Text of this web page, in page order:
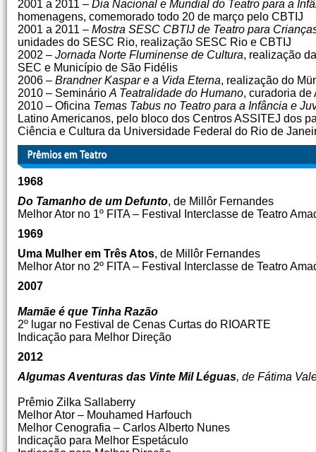
2001 a 2011 – Dia Nacional e Mundial do Teatro para a
homenagens, comemorado todo 20 de março pelo CBTIJ
2001 a 2011 – Mostra SESC CBTIJ de Teatro para
unidades do SESC Rio, realização SESC Rio e CBTIJ
2002 – Jornada Norte Fluminense de Cultura, realização
SEC e Município de São Fidélis
2006 – Brandner Kaspar e a Vida Eterna, realização do
2010 – Seminário A Teatralidade do Humano, curadoria de
2010 – Oficina Temas Tabus no Teatro para a Infância e
Latino Americanos, pelo bloco dos Centros ASSITEJ dos
Ciência e Cultura da Universidade Federal do Rio de
1968
Do Tamanho de um Defunto, de Millôr Fernandes
Melhor Ator no 1º FITA – Festival Interclasse de Teatro
1969
Uma Mulher em Três Atos, de Millôr Fernandes
Melhor Ator no 2º FITA – Festival Interclasse de Teatro
2007
Mamãe é que Tinha Razão
2º lugar no Festival de Cenas Curtas do RIOARTE
Indicação para Melhor Direção
2012
Algumas Aventuras das Vinte Mil Léguas, de Fátima
Prêmio Zilka Sallaberry
Melhor Ator – Mouhamed Harfouch
Melhor Cenografia – Carlos Alberto Nunes
Indicação para Melhor Espetáculo